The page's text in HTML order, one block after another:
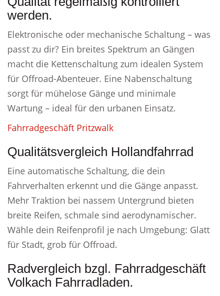
werden.
Elektronische oder mechanische Schaltung – was
passt zu dir? Ein breites Spektrum an Gängen
macht die Kettenschaltung zum idealen System
für Offroad-Abenteuer. Eine Nabenschaltung
sorgt für mühelose Gänge und minimale
Wartung – ideal für den urbanen Einsatz.
Fahrradgeschäft Pritzwalk
Qualitätsvergleich Hollandfahrrad
Eine automatische Schaltung, die dein
Fahrverhalten erkennt und die Gänge anpasst.
Mehr Traktion bei nassem Untergrund bieten
breite Reifen, schmale sind aerodynamischer.
Wähle dein Reifenprofil je nach Umgebung: Glatt
für Stadt, grob für Offroad.
Radvergleich bzgl. Fahrradgeschäft
Volkach Fahrradladen.